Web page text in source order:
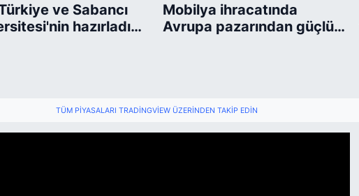
ve Sabancı
hazırladığı
Mobilya ihracatında
Avrupa pazarından güçlü
TÜM PIYASALARI TRADINGVIEW ÜZERINDEN TAKIP EDIN